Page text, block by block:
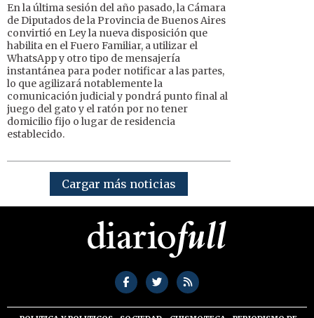
En la última sesión del año pasado, la Cámara
de Diputados de la Provincia de Buenos Aires
convirtió en Ley la nueva disposición que
habilita en el Fuero Familiar, a utilizar el
WhatsApp y otro tipo de mensajería
instantánea para poder notificar a las partes,
lo que agilizará notablemente la
comunicación judicial y pondrá punto final al
juego del gato y el ratón por no tener
domicilio fijo o lugar de residencia
establecido.
Cargar más noticias